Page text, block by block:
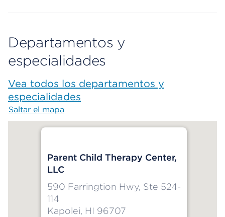
Departamentos y
especialidades
Vea todos los departamentos y
especialidades
Saltar el mapa
Parent Child Therapy Center,
LLC
590 Farringtion Hwy, Ste 524-
114
Kapolei, HI 96707